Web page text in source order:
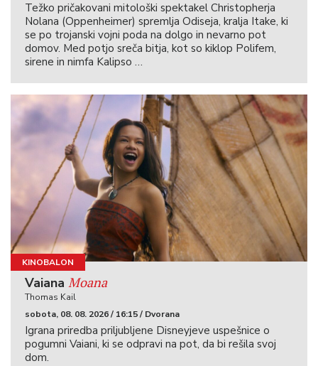
Težko pričakovani mitološki spektakel Christopherja
Nolana (Oppenheimer) spremlja Odiseja, kralja Itake, ki
se po trojanski vojni poda na dolgo in nevarno pot
domov. Med potjo sreča bitja, kot so kiklop Polifem,
sirene in nimfa Kalipso …
KINOBALON
Vaiana Moana
Thomas Kail
sobota, 08. 08. 2026 / 16:15 / Dvorana
Igrana priredba priljubljene Disneyjeve uspešnice o
pogumni Vaiani, ki se odpravi na pot, da bi rešila svoj
dom.